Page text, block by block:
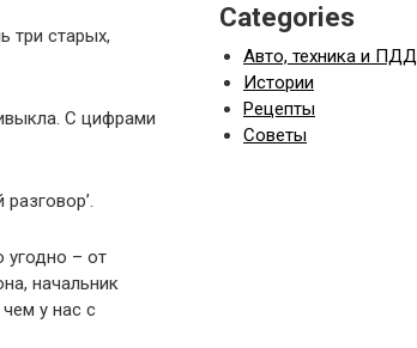
три старых,
С цифрами
угодно – от
начальник
у нас с
Categories
Авто, техника и ПДД
Истории
Рецепты
Советы